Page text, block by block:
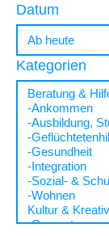
Datum
Kategorien